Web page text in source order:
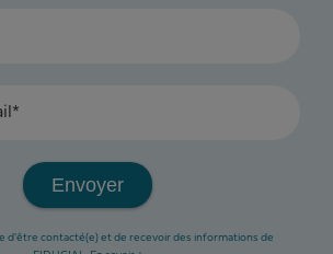
Envoyer
d'être contacté(e) et de recevoir des informations de